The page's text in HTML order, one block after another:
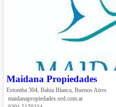
Maidana Propiedades
Estomba 304, Bahía Blanca, Buenos Aires
maidanapropiedades.sed.com.ar